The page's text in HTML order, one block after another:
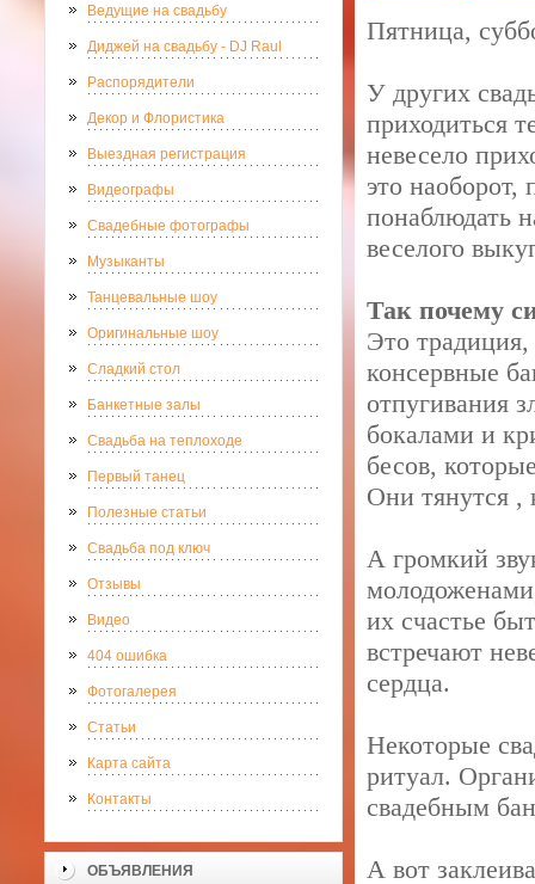
Ведущие на свадьбу
Диджей на свадьбу - DJ Raul
Распорядители
Декор и Флористика
Выездная регистрация
Видеографы
Свадебные фотографы
Музыканты
Танцевальные шоу
Оригинальные шоу
Сладкий стол
Банкетные залы
Свадьба на теплоходе
Первый танец
Полезные статьи
Свадьба под ключ
Отзывы
Видео
404 ошибка
Фотогалерея
Статьи
Карта сайта
Контакты
ОБЪЯВЛЕНИЯ
Пятница,
У других
приходиться
невесело
это
понаблюдать
веселого
Так почему
Это
консервные
отпугивания
бокалами и
бесов,
Они тянутся ,
А громкий
их счастье
встречают
сердца.
Некоторые
ритуал.
свадебным
А вот